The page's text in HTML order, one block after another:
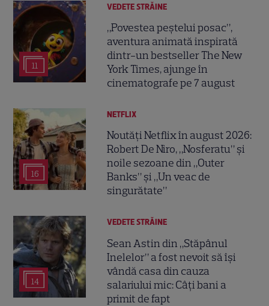
11
VEDETE STRĂINE
„Povestea peștelui posac”,
aventura animată inspirată
dintr-un bestseller The New
York Times, ajunge în
cinematografe pe 7 august
16
NETFLIX
Noutăți Netflix în august 2026:
Robert De Niro, „Nosferatu” și
noile sezoane din „Outer
Banks” și „Un veac de
singurătate”
14
VEDETE STRĂINE
Sean Astin din „Stăpânul
Inelelor” a fost nevoit să își
vândă casa din cauza
salariului mic: Câți bani a
primit de fapt